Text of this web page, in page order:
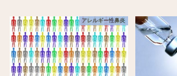
アレルギー性鼻炎